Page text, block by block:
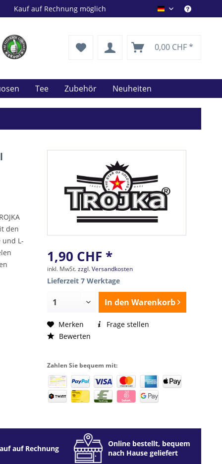
Kauf auf Rechnung möglich Drink Shop DE
0,00 CHF *
Tee Zubehör Neuheiten
den
und L-
1,90 CHF *
inkl. MwSt.zzgl. Versandkosten
Lieferzeit 7 Werktage
In den Warenkorb
Merken
Bewerten
Frage stellen
Zahlen Sie bequem mit:
auf Rechnung
Online bestellt, bequem
nach Hause geliefert